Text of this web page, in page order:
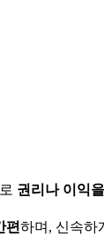
권리나 이익
편하며, 신속하